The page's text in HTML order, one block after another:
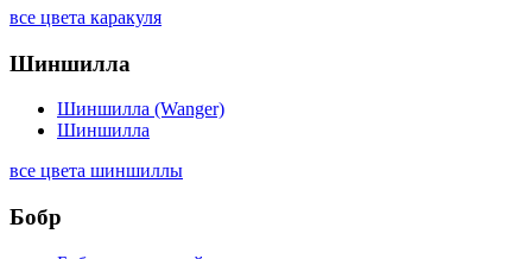
все цвета каракуля
Шиншилла
Шиншилла (Wanger)
Шиншилла
все цвета шиншиллы
Бобр